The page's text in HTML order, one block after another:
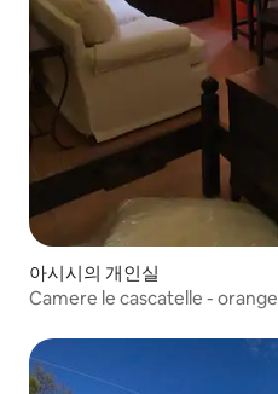
아시시의 개인실
Camere le cascatelle - orange